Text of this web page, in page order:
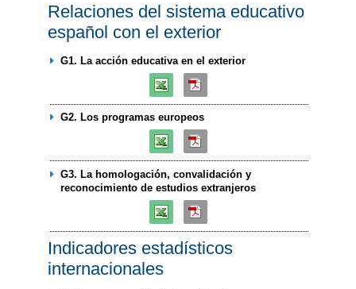
Relaciones del sistema educativo
español con el exterior
G1. La acción educativa en el exterior
G2. Los programas europeos
G3. La homologación, convalidación y
reconocimiento de estudios extranjeros
Indicadores estadísticos
internacionales